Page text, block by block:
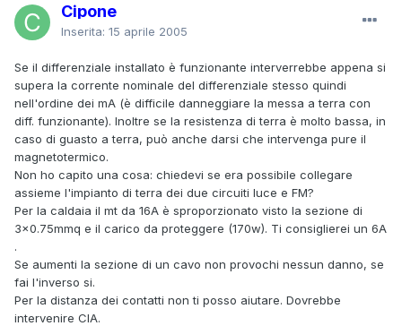
Cipone
Inserita: 15 aprile 2005
Se il differenziale installato è funzionante interverrebbe appena si
supera la corrente nominale del differenziale stesso quindi
nell'ordine dei mA (è difficile danneggiare la messa a terra con
diff. funzionante). Inoltre se la resistenza di terra è molto bassa, in
caso di guasto a terra, può anche darsi che intervenga pure il
magnetotermico.
Non ho capito una cosa: chiedevi se era possibile collegare
assieme l'impianto di terra dei due circuiti luce e FM?
Per la caldaia il mt da 16A è sproporzionato visto la sezione di
3x0.75mmq e il carico da proteggere (170w). Ti consiglierei un 6A
.
Se aumenti la sezione di un cavo non provochi nessun danno, se
fai l'inverso si.
Per la distanza dei contatti non ti posso aiutare. Dovrebbe
intervenire ClA.